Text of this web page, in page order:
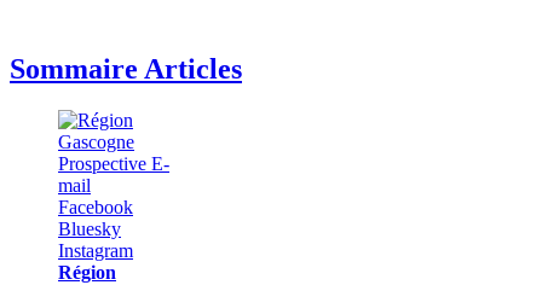
Sommaire Articles
Région